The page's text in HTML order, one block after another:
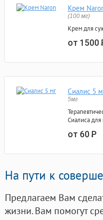
Крем
(100 мг)
Крем для
от 1500
Сиалис 5
5мг
Сиалиса
от 60Р
На пути к
Предлагаем Вам
жизни. Вам помогут